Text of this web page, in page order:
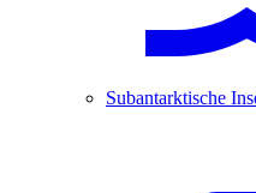
Subantarktische